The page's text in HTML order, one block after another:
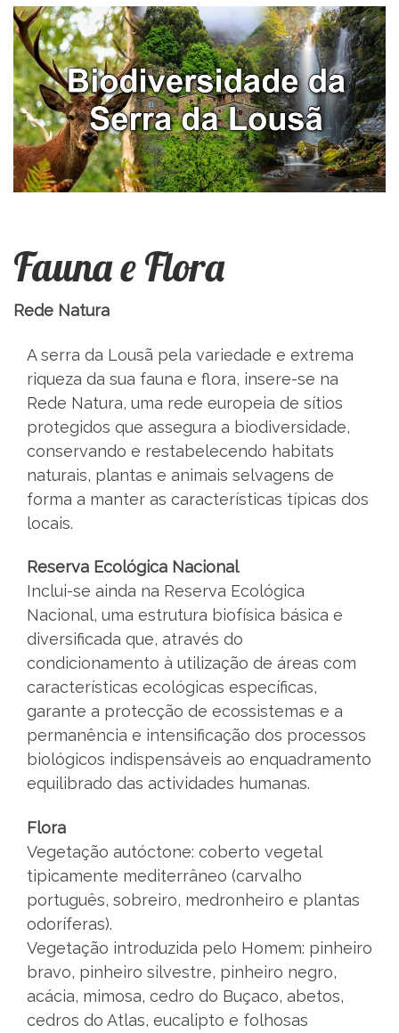
Fauna e Flora
Rede Natura
A serra da Lousã pela variedade e extrema
riqueza da sua fauna e flora, insere-se na
Rede Natura, uma rede europeia de sítios
protegidos que assegura a biodiversidade,
conservando e restabelecendo habitats
naturais, plantas e animais selvagens de
forma a manter as características típicas dos
locais.
Reserva Ecológica Nacional
Inclui-se ainda na Reserva Ecológica
Nacional, uma estrutura biofísica básica e
diversificada que, através do
condicionamento à utilização de áreas com
características ecológicas específicas,
garante a protecção de ecossistemas e a
permanência e intensificação dos processos
biológicos indispensáveis ao enquadramento
equilibrado das actividades humanas.
Flora
Vegetação autóctone: coberto vegetal
tipicamente mediterrâneo (carvalho
português, sobreiro, medronheiro e plantas
odoríferas).
Vegetação introduzida pelo Homem: pinheiro
bravo, pinheiro silvestre, pinheiro negro,
acácia, mimosa, cedro do Buçaco, abetos,
cedros do Atlas, eucalipto e folhosas